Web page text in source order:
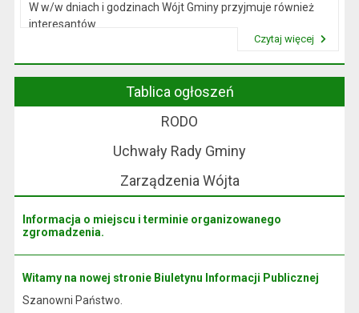
W w/w dniach i godzinach Wójt Gminy przyjmuje również
interesantów
Czytaj więcej
Tablica ogłoszeń
RODO
Uchwały Rady Gminy
Zarządzenia Wójta
Informacja o miejscu i terminie organizowanego
zgromadzenia.
Witamy na nowej stronie Biuletynu Informacji Publicznej
Szanowni Państwo.